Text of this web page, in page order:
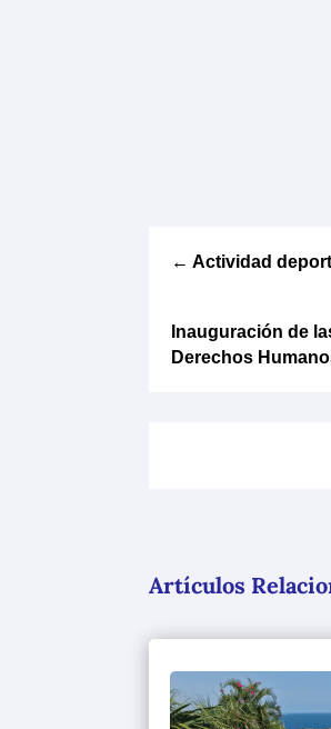
←Actividad
Inauguración de
Derechos
Artículos